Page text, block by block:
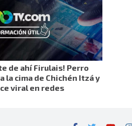
de ahí Firulais! Perro
la cima de Chichén Itzá y
viral en redes